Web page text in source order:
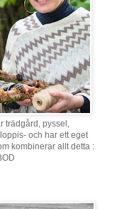
trädgård, pyssel,
och har ett eget
kombinerar allt detta :